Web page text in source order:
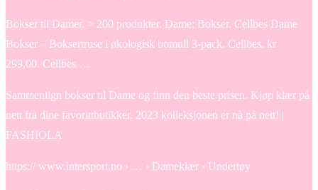
Bokser til Damer. > 200 produkter. Dame; Bokser. Cellbes Dame
Bokser – Boksertruse i økologisk bomull 3-pack. Cellbes. kr
299,00. Cellbes …
Sammenlign bokser til Dame og finn den beste prisen. Kjøp klær på
nett fra dine favorittbutikker. 2023 kolleksjonen er nå på nett! |
FASHIOLA
https:// www.intersport.no › … › Dameklær › Undertøy